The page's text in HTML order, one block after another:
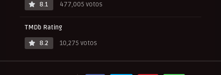
8.1
477,005 votos
TMDb Rating
8.2
10,275 votos